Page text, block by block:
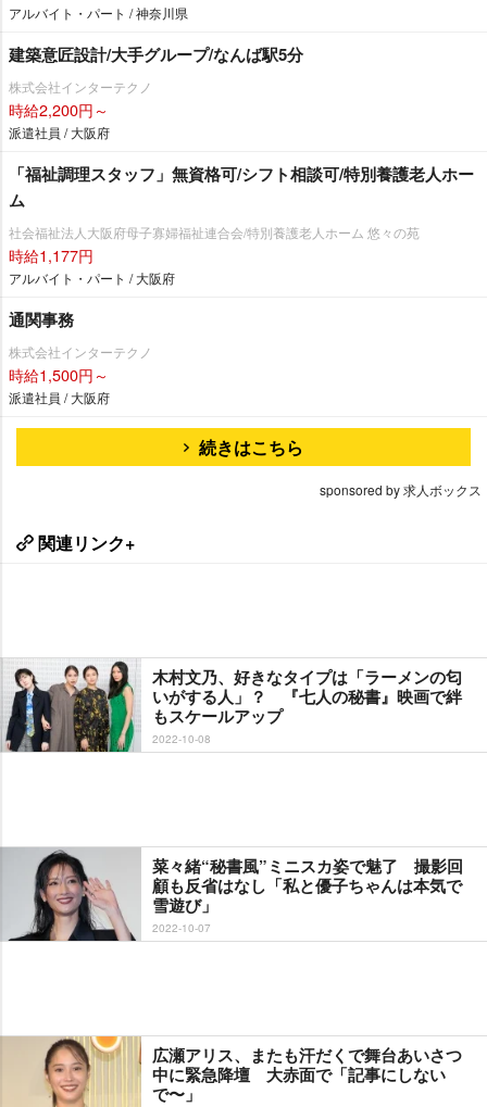
アルバイト・パート / 神奈川県
建築意匠設計/大手グループ/なんば駅5分
株式会社インターテクノ
時給2,200円～
派遣社員 / 大阪府
「福祉調理スタッフ」無資格可/シフト相談可/特別養護老人ホー
ム
社会福祉法人大阪府母子寡婦福祉連合会/特別養護老人ホーム 悠々の苑
時給1,177円
アルバイト・パート / 大阪府
通関事務
株式会社インターテクノ
時給1,500円～
派遣社員 / 大阪府
続きはこちら
sponsored by 求人ボックス
関連リンク+
木村文乃、好きなタイプは「ラーメンの匂
いがする人」？ 『七人の秘書』映画で絆
もスケールアップ
2022-10-08
菜々緒“秘書風”ミニスカ姿で魅了 撮影回
顧も反省はなし「私と優子ちゃんは本気で
雪遊び」
2022-10-07
広瀬アリス、またも汗だくで舞台あいさつ
中に緊急降壇 大赤面で「記事にしない
で〜」